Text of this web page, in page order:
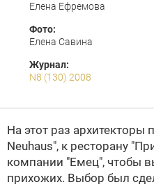
Елена Ефремова
Фото:
Елена Савина
Журнал:
N8 (130) 2008
На этот раз архитекторы
Neuhaus", к ресторану
компании "Емец", чтобы
прихожих. Выбор был